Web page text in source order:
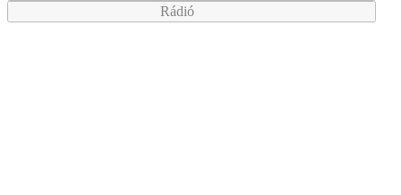
Rádió